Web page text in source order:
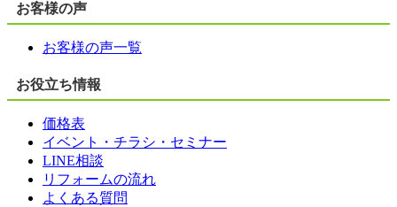
お客様の声
お客様の声一覧
お役立ち情報
価格表
イベント・チラシ・セミナー
LINE相談
リフォームの流れ
よくある質問